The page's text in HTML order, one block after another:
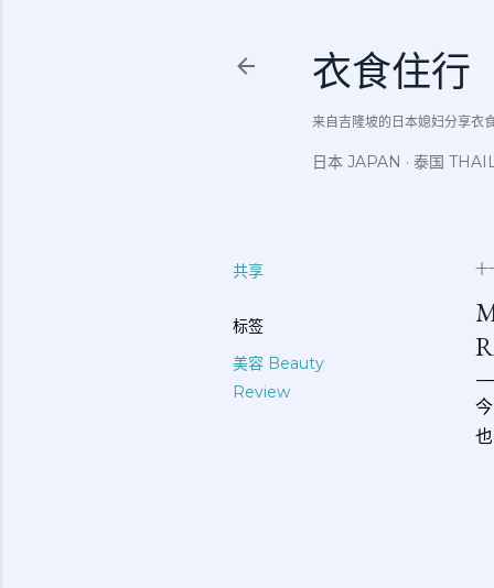
衣食住行
来自吉隆坡的日本媳妇分享
日本 JAPAN 泰国
共享
标签
美容 Beauty
Review
十